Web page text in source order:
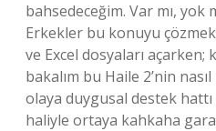
bahsedeceğim. Var mı, yok
Erkekler bu konuyu
ve Excel dosyaları açarken;
bakalım bu Haile 2’nin
olaya duygusal destek
haliyle ortaya kahkaha